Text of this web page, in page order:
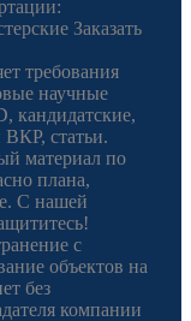
Заказать
требования
научные
кандидатские,
статьи.
материал по
плана,
С нашей
с
объектов на
без
компании